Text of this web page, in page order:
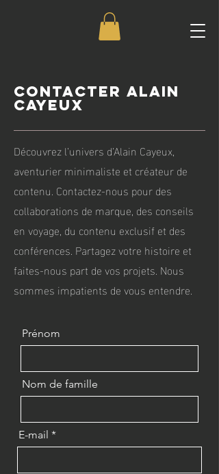
ContacteR Alain
Cayeux
Découvrez l’univers d’Alain Cayeux,
aventurier minimaliste et créateur de
contenu. Contactez-nous pour des
collaborations de marque, des conseils
en voyage, du contenu exclusif et des
conférences. Partagez votre histoire et
faites-nous part de vos projets. Nous
sommes impatients de vous entendre.
Prénom
Nom de famille
E-mail